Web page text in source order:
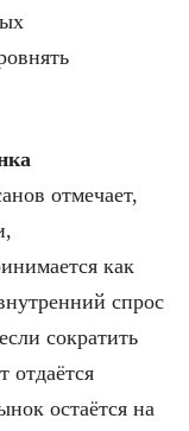
отмечает,
как
спрос
сократить
отдаётся
остаётся на